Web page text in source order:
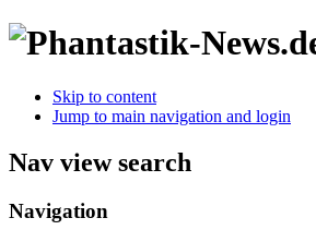
Skip to content
Jump to main navigation and login
Nav view search
Navigation